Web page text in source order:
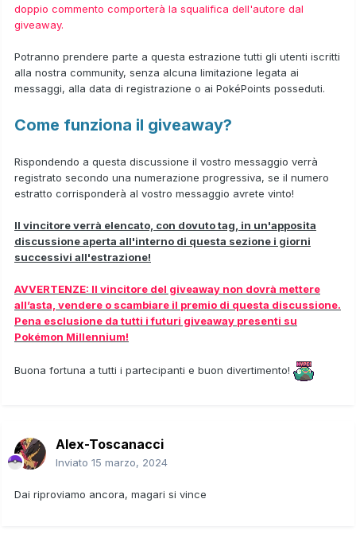
doppio commento comporterà la squalifica dell'autore dal
giveaway.
Potranno prendere parte a questa estrazione tutti gli utenti iscritti
alla nostra community, senza alcuna limitazione legata ai
messaggi, alla data di registrazione o ai PokéPoints posseduti.
Come funziona il giveaway?
Rispondendo a questa discussione il vostro messaggio verrà
registrato secondo una numerazione progressiva, se il numero
estratto corrisponderà al vostro messaggio avrete vinto!
Il vincitore verrà elencato, con dovuto tag, in un'apposita
discussione aperta all'interno di questa sezione i giorni
successivi all'estrazione!
AVVERTENZE: Il vincitore del giveaway non dovrà mettere
all’asta, vendere o scambiare il premio di questa discussione.
Pena esclusione da tutti i futuri giveaway presenti su
Pokémon Millennium!
Buona fortuna a tutti i partecipanti e buon divertimento!
Alex-Toscanacci
Inviato 15 marzo, 2024
Dai riproviamo ancora, magari si vince